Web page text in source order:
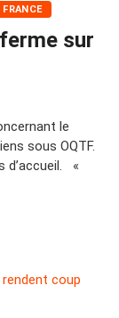
FRANCE
sur
le
sous OQTF.
d’accueil. «